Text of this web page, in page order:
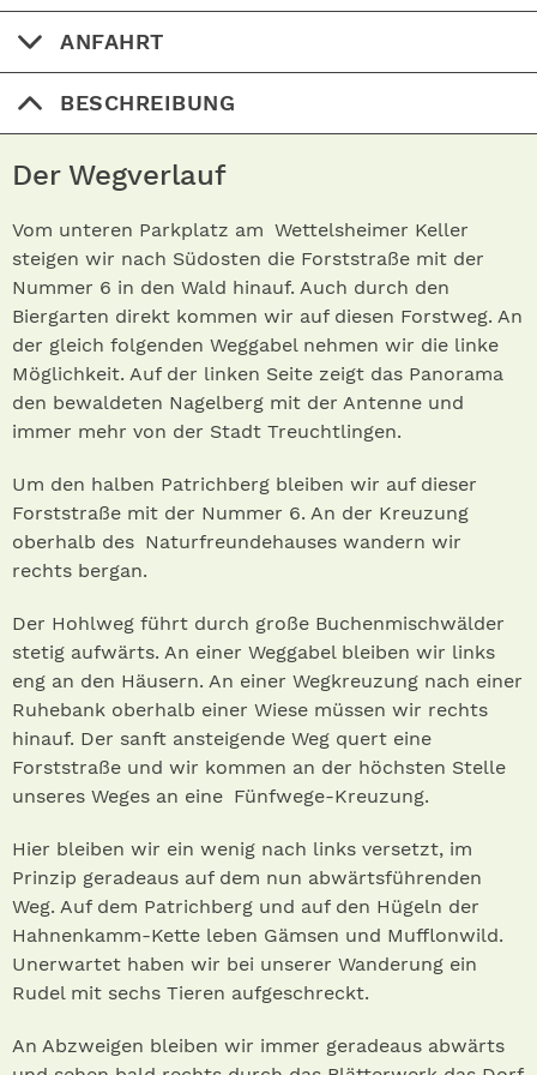
ANFAHRT
BESCHREIBUNG
Der Wegverlauf
Vom unteren Parkplatz am Wettelsheimer Keller
steigen wir nach Südosten die Forststraße mit der
Nummer 6 in den Wald hinauf. Auch durch den
Biergarten direkt kommen wir auf diesen Forstweg. An
der gleich folgenden Weggabel nehmen wir die linke
Möglichkeit. Auf der linken Seite zeigt das Panorama
den bewaldeten Nagelberg mit der Antenne und
immer mehr von der Stadt Treuchtlingen.
Um den halben Patrichberg bleiben wir auf dieser
Forststraße mit der Nummer 6. An der Kreuzung
oberhalb des Naturfreundehauses wandern wir
rechts bergan.
Der Hohlweg führt durch große Buchenmischwälder
stetig aufwärts. An einer Weggabel bleiben wir links
eng an den Häusern. An einer Wegkreuzung nach einer
Ruhebank oberhalb einer Wiese müssen wir rechts
hinauf. Der sanft ansteigende Weg quert eine
Forststraße und wir kommen an der höchsten Stelle
unseres Weges an eine Fünfwege-Kreuzung.
Hier bleiben wir ein wenig nach links versetzt, im
Prinzip geradeaus auf dem nun abwärtsführenden
Weg. Auf dem Patrichberg und auf den Hügeln der
Hahnenkamm-Kette leben Gämsen und Mufflonwild.
Unerwartet haben wir bei unserer Wanderung ein
Rudel mit sechs Tieren aufgeschreckt.
An Abzweigen bleiben wir immer geradeaus abwärts